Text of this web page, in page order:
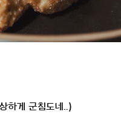
하게 군침도네..)